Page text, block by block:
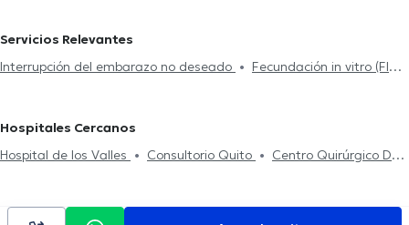
Ginecólogos Obstetras en Cayambe
en Quito Sur
Servicios Relevantes
Interrupción del embarazo no deseado
Fecundación in vitro (FIV)
Hospitales Cercanos
Hospital de los Valles
Consultorio Quito
Centro Quirúrgico Da